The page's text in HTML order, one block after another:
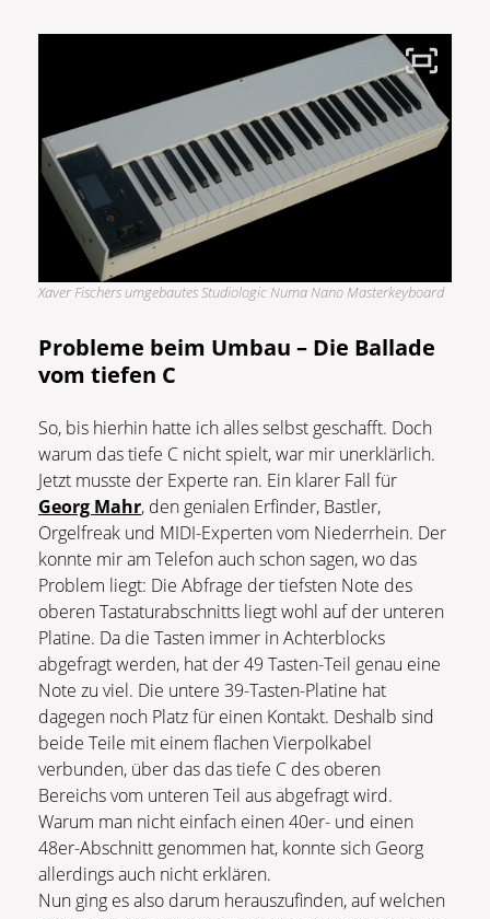
Xaver Fischers umgebautes Studiologic Numa Nano Masterkeyboard
Probleme beim Umbau – Die Ballade
vom tiefen C
So, bis hierhin hatte ich alles selbst geschafft. Doch
warum das tiefe C nicht spielt, war mir unerklärlich.
Jetzt musste der Experte ran. Ein klarer Fall für
Georg Mahr, den genialen Erfinder, Bastler,
Orgelfreak und MIDI-Experten vom Niederrhein. Der
konnte mir am Telefon auch schon sagen, wo das
Problem liegt: Die Abfrage der tiefsten Note des
oberen Tastaturabschnitts liegt wohl auf der unteren
Platine. Da die Tasten immer in Achterblocks
abgefragt werden, hat der 49 Tasten-Teil genau eine
Note zu viel. Die untere 39-Tasten-Platine hat
dagegen noch Platz für einen Kontakt. Deshalb sind
beide Teile mit einem flachen Vierpolkabel
verbunden, über das das tiefe C des oberen
Bereichs vom unteren Teil aus abgefragt wird.
Warum man nicht einfach einen 40er- und einen
48er-Abschnitt genommen hat, konnte sich Georg
allerdings auch nicht erklären.
Nun ging es also darum herauszufinden, auf welchen